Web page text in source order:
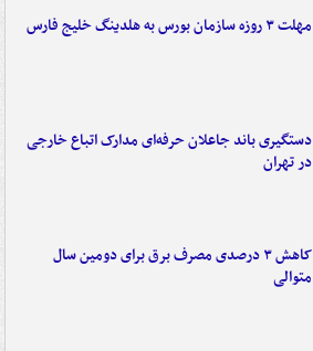
مهلت ۳ روزه سازمان بورس به هلدینگ خلیج فارس
دستگیری باند جاعلان حرفه‌ای مدارک اتباع خارجی
در تهران
کاهش ۳ درصدی مصرف برق برای دومین سال
متوالی